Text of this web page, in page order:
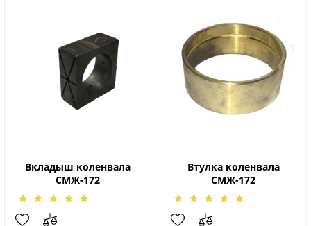
Вкладыш коленвала
СМЖ-172
Втулка коленвала
СМЖ-172